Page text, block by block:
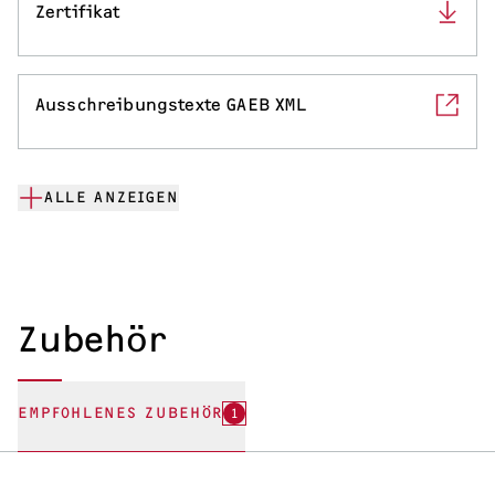
Zertifikat
Ausschreibungstexte GAEB XML
ALLE ANZEIGEN
Zubehör
EMPFOHLENES ZUBEHÖR 1